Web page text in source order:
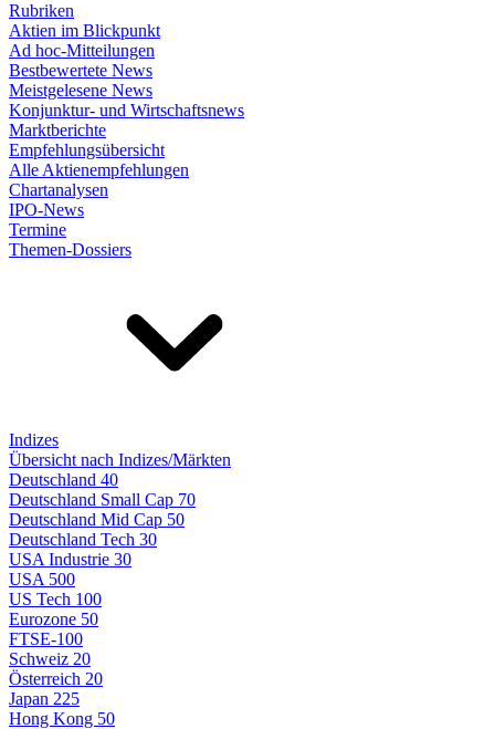
Rubriken
Aktien im Blickpunkt
Ad hoc-Mitteilungen
Bestbewertete News
Meistgelesene News
Konjunktur- und Wirtschaftsnews
Marktberichte
Empfehlungsübersicht
Alle Aktienempfehlungen
Chartanalysen
IPO-News
Termine
Themen-Dossiers
Indizes
Übersicht nach Indizes/Märkten
Deutschland 40
Deutschland Small Cap 70
Deutschland Mid Cap 50
Deutschland Tech 30
USA Industrie 30
USA 500
US Tech 100
Eurozone 50
FTSE-100
Schweiz 20
Österreich 20
Japan 225
Hong Kong 50